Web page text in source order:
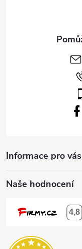
Informace pro vás
Naše hodnocení